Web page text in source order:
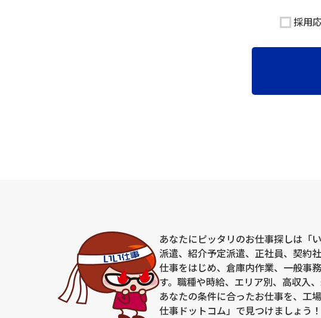
取得した個人情報の取扱いの全部又は、一部を委託することがご
(６)個人情報を与えなかった場合に生じる結果
個人情報を与えることは任意です。個人情報に関する情報の
れによりご本人様が被った損害（逸失利益を含む）、不利益等
当社ホームページの個人情報保護方針をご覧下さい。
(11)当社の個人情報の取扱いに関する苦情、相談等のお問い合
【窓口の名称】個人情報お問い合わせ窓口
【連絡先】個人情報保護管理者：棚原 圭太
住所 ：京都府綾部市渕垣町古川21-1
電話/FAX ：0773-43-0055/0773-43-0056
電子メール：soumu@jin-pro.jp
採用
あなたにピッタリのお仕事探しは「
派遣、紹介予定派遣、正社員、契約
仕事をはじめ、倉庫内作業、一般事
す。職種や時給、エリア別、高収入
あなたの条件に合ったお仕事を、工
仕事ドットコム」で見つけましょう！